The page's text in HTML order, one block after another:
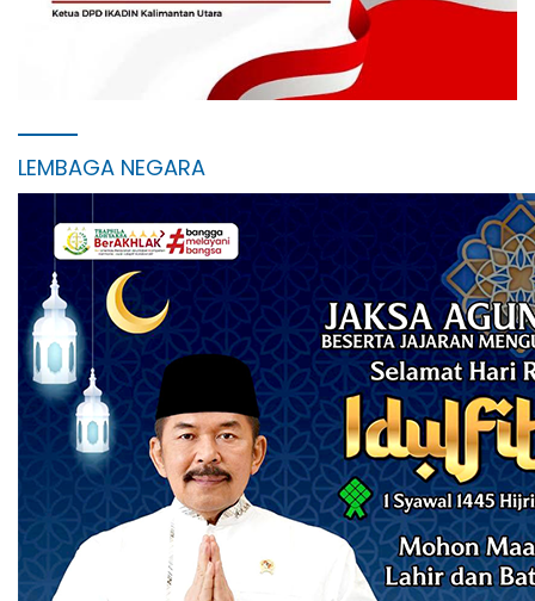
LEMBAGA NEGARA